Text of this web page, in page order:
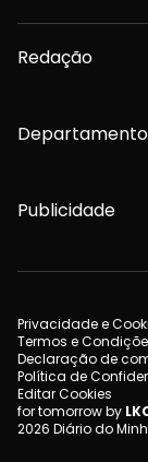
Redação
Publicidade
Privacidade e
Termos e
Declaração de
Política de
Editar Cookies
for tomorrow by
2026 Diário do